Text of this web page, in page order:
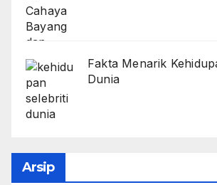
Fakta Menarik
Dunia
Arsip